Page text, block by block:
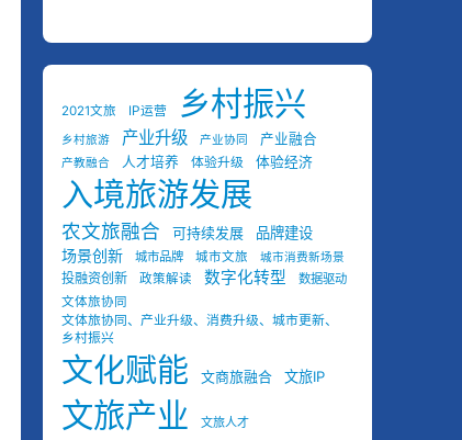
2021文旅 IP运营 乡村振兴
乡村旅游 产业升级 产业协同 产业融合
产教融合 人才培养 体验升级 体验经济
入境旅游发展
农文旅融合 可持续发展 品牌建设
场景创新 城市品牌 城市文旅 城市消费新场景
投融资创新 政策解读 数字化转型
数据驱动
文体旅协同
文体旅协同、产业升级、消费升级、城市更新、
乡村振兴
文化赋能 文商旅融合 文旅IP
文旅产业 文旅人才